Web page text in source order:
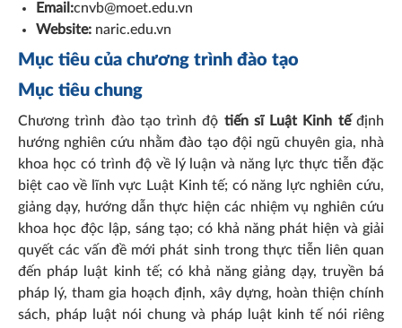
Email:cnvb@moet.edu.vn
Website: naric.edu.vn
Mục tiêu của chương trình đào tạo
Mục tiêu chung
Chương trình đào tạo trình độ tiến sĩ Luật Kinh tếđịnh
hướng nghiên cứu nhằm đào tạo đội ngũ chuyên gia, nhà
khoa học có trình độ về lý luận và năng lực thực tiễn đặc
biệt cao về lĩnh vực Luật Kinh tế; có năng lực nghiên cứu,
giảng dạy, hướng dẫn thực hiện các nhiệm vụ nghiên cứu
khoa học độc lập, sáng tạo; có khả năng phát hiện và giải
quyết các vấn đề mới phát sinh trong thực tiễn liên quan
đến pháp luật kinh tế; có khả năng giảng dạy, truyền bá
pháp lý, tham gia hoạch định, xây dựng, hoàn thiện chính
sách, pháp luật nói chung và pháp luật kinh tế nói riêng